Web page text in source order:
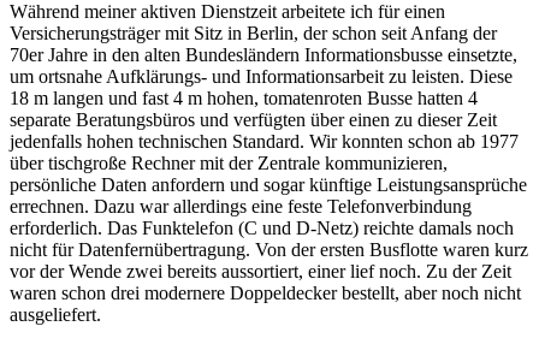
Während meiner aktiven Dienstzeit arbeitete ich für einen
Versicherungsträger mit Sitz in Berlin, der schon seit Anfang der
70er Jahre in den alten Bundesländern Informationsbusse einsetzte,
um ortsnahe Aufklärungs- und Informationsarbeit zu leisten. Diese
18 m langen und fast 4 m hohen, tomatenroten Busse hatten 4
separate Beratungsbüros und verfügten über einen zu dieser Zeit
jedenfalls hohen technischen Standard. Wir konnten schon ab 1977
über tischgroße Rechner mit der Zentrale kommunizieren,
persönliche Daten anfordern und sogar künftige Leistungsansprüche
errechnen. Dazu war allerdings eine feste Telefonverbindung
erforderlich. Das Funktelefon (C und D-Netz) reichte damals noch
nicht für Datenfernübertragung. Von der ersten Busflotte waren kurz
vor der Wende zwei bereits aussortiert, einer lief noch. Zu der Zeit
waren schon drei modernere Doppeldecker bestellt, aber noch nicht
ausgeliefert.